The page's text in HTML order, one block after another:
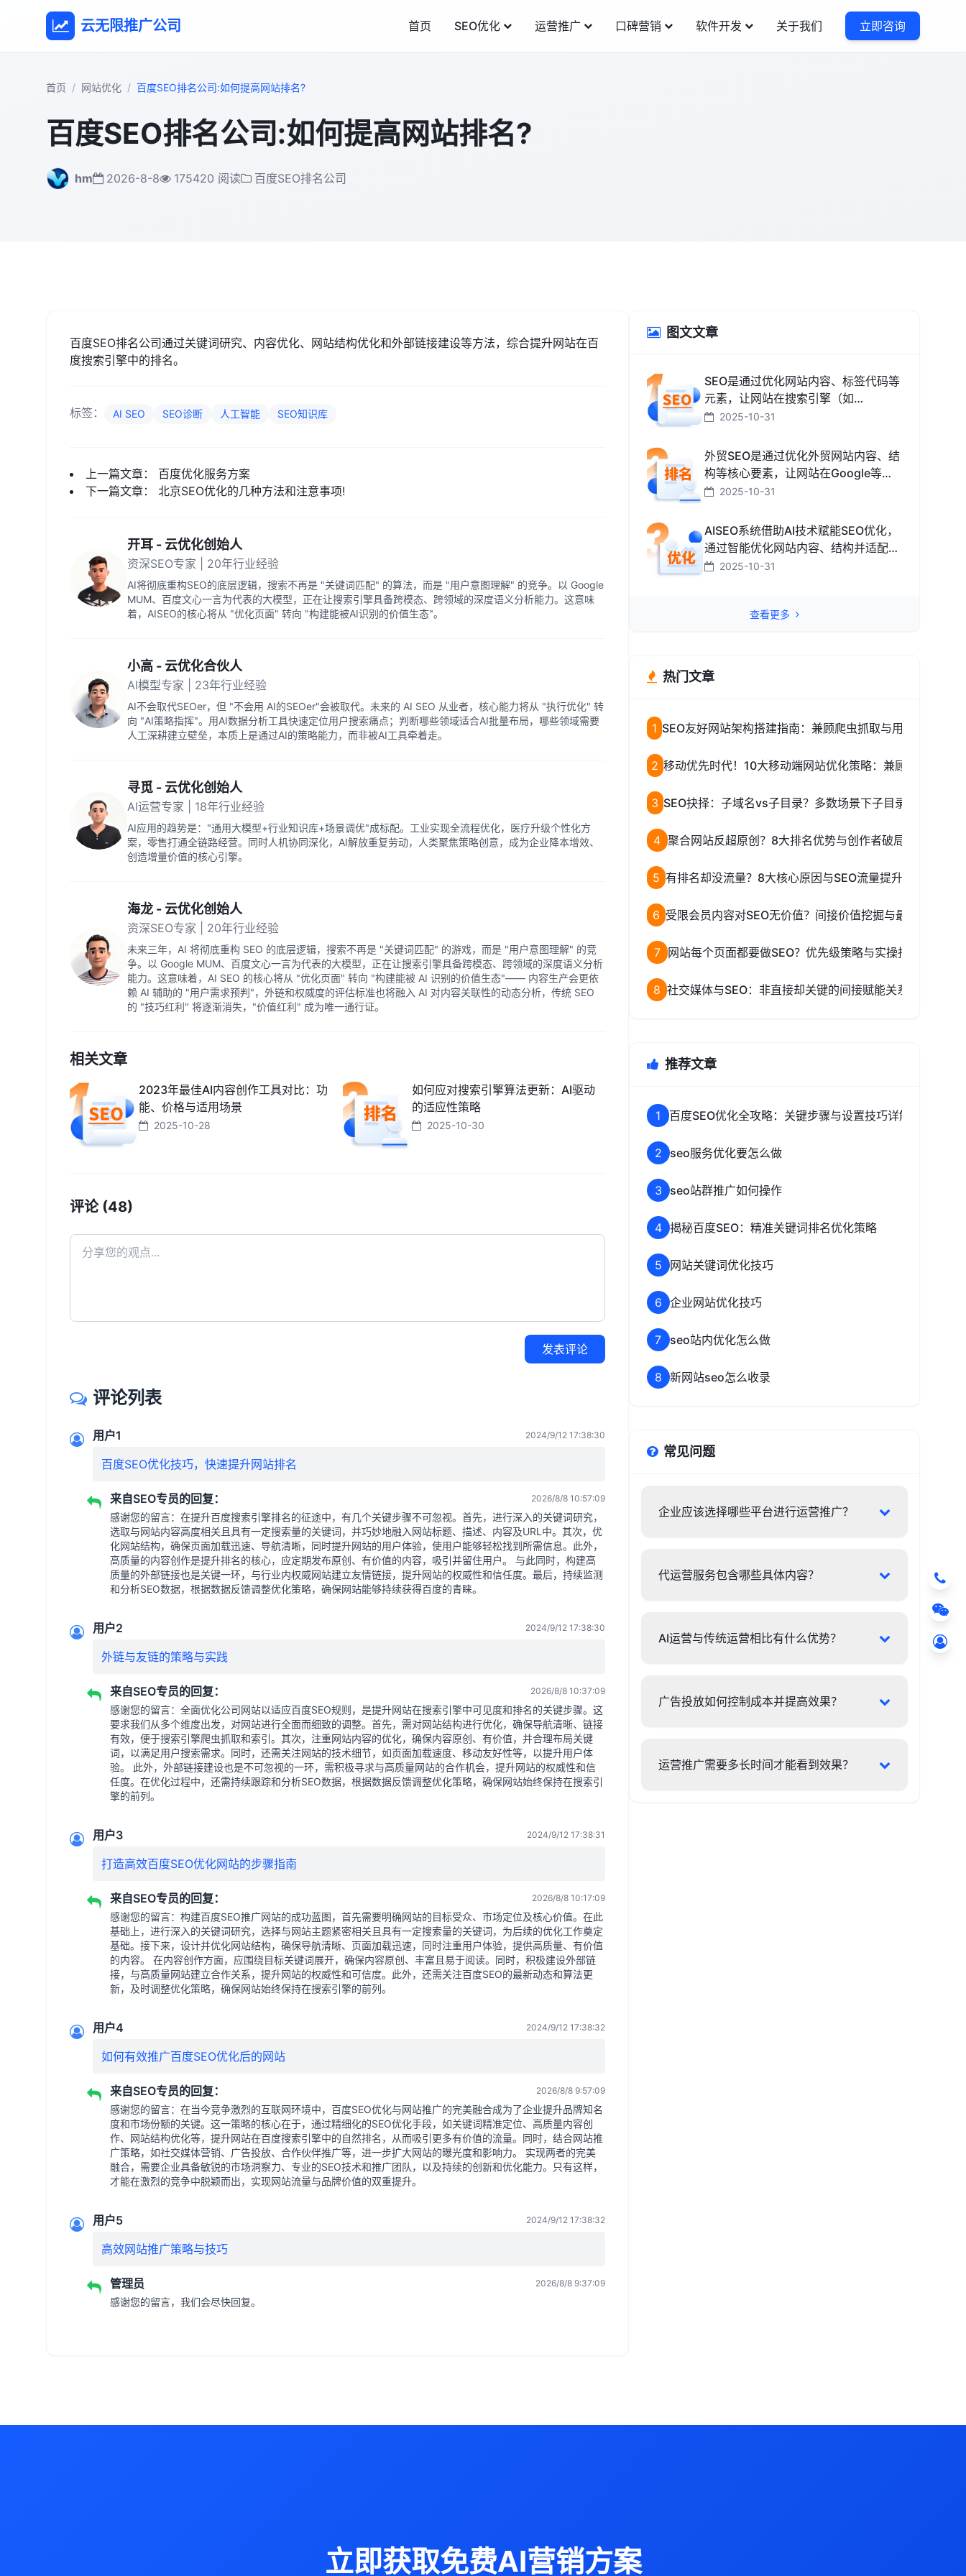
云无限推广公司 首页 SEO优化 运营推广 口碑营销 软件开发 关于我们 立即咨询
首页 网站优化 百度SEO排名公司:如何提高网站排名?
百度SEO排名公司:如何提高网站排名?
hm 2026-8-8 175420 阅读 百度SEO排名公司
百度SEO排名公司通过关键词研究、内容优化、网站结构优化和外部链接建设等方法，综合提升网站在百
度搜索引擎中的排名。
标签： AI SEO SEO诊断 人工智能 SEO知识库
上一篇文章： 百度优化服务方案
下一篇文章： 北京SEO优化的几种方法和注意事项!
开耳 - 云优化创始人
资深SEO专家 | 20年行业经验
AI将彻底重构SEO的底层逻辑，搜索不再是 "关键词匹配" 的算法，而是 "用户意图理解" 的竞争。以 Google
MUM、百度文心一言为代表的大模型，正在让搜索引擎具备跨模态、跨领域的深度语义分析能力。这意味
着，AISEO的核心将从 "优化页面" 转向 "构建能被AI识别的价值生态"。
小高 - 云优化合伙人
AI模型专家 | 23年行业经验
AI不会取代SEOer，但 "不会用 AI的SEOer"会被取代。未来的 AI SEO 从业者，核心能力将从 "执行优化" 转
向 "AI策略指挥"。用AI数据分析工具快速定位用户搜索痛点；判断哪些领域适合AI批量布局，哪些领域需要
人工深耕建立壁垒，本质上是通过AI的策略能力，而非被AI工具牵着走。
寻觅 - 云优化创始人
AI运营专家 | 18年行业经验
AI应用的趋势是："通用大模型+行业知识库+场景调优"成标配。工业实现全流程优化，医疗升级个性化方
案，零售打通全链路经营。同时人机协同深化，AI解放重复劳动，人类聚焦策略创意，成为企业降本增效、
创造增量价值的核心引擎。
海龙 - 云优化创始人
资深SEO专家 | 20年行业经验
未来三年，AI 将彻底重构 SEO 的底层逻辑，搜索不再是 "关键词匹配" 的游戏，而是 "用户意图理解" 的竞
争。以 Google MUM、百度文心一言为代表的大模型，正在让搜索引擎具备跨模态、跨领域的深度语义分析
能力。这意味着，AI SEO 的核心将从 "优化页面" 转向 "构建能被 AI 识别的价值生态"—— 内容生产会更依
赖 AI 辅助的 "用户需求预判"，外链和权威度的评估标准也将融入 AI 对内容关联性的动态分析，传统 SEO
的 "技巧红利" 将逐渐消失，"价值红利" 成为唯一通行证。
相关文章
2023年最佳AI内容创作工具对比：功
能、价格与适用场景
2025-10-28
如何应对搜索引擎算法更新：AI驱动
的适应性策略
2025-10-30
评论 (48)
发表评论
评论列表
用户1 2024/9/12 17:38:30
百度SEO优化技巧，快速提升网站排名
来自SEO专员的回复： 2026/8/8 10:57:09
感谢您的留言：在提升百度搜索引擎排名的征途中，有几个关键步骤不可忽视。首先，进行深入的关键词研究，
选取与网站内容高度相关且具有一定搜索量的关键词，并巧妙地融入网站标题、描述、内容及URL中。其次，优
化网站结构，确保页面加载迅速、导航清晰，同时提升网站的用户体验，使用户能够轻松找到所需信息。此外，
高质量的内容创作是提升排名的核心，应定期发布原创、有价值的内容，吸引并留住用户。 与此同时，构建高
质量的外部链接也是关键一环，与行业内权威网站建立友情链接，提升网站的权威性和信任度。最后，持续监测
和分析SEO数据，根据数据反馈调整优化策略，确保网站能够持续获得百度的青睐。
用户2 2024/9/12 17:38:30
外链与友链的策略与实践
来自SEO专员的回复： 2026/8/8 10:37:09
感谢您的留言：全面优化公司网站以适应百度SEO规则，是提升网站在搜索引擎中可见度和排名的关键步骤。这
要求我们从多个维度出发，对网站进行全面而细致的调整。首先，需对网站结构进行优化，确保导航清晰、链接
有效，便于搜索引擎爬虫抓取和索引。其次，注重网站内容的优化，确保内容原创、有价值，并合理布局关键
词，以满足用户搜索需求。同时，还需关注网站的技术细节，如页面加载速度、移动友好性等，以提升用户体
验。 此外，外部链接建设也是不可忽视的一环，需积极寻求与高质量网站的合作机会，提升网站的权威性和信
任度。在优化过程中，还需持续跟踪和分析SEO数据，根据数据反馈调整优化策略，确保网站始终保持在搜索引
擎的前列。
用户3 2024/9/12 17:38:31
打造高效百度SEO优化网站的步骤指南
来自SEO专员的回复： 2026/8/8 10:17:09
感谢您的留言：构建百度SEO推广网站的成功蓝图，首先需要明确网站的目标受众、市场定位及核心价值。在此
基础上，进行深入的关键词研究，选择与网站主题紧密相关且具有一定搜索量的关键词，为后续的优化工作奠定
基础。接下来，设计并优化网站结构，确保导航清晰、页面加载迅速，同时注重用户体验，提供高质量、有价值
的内容。 在内容创作方面，应围绕目标关键词展开，确保内容原创、丰富且易于阅读。同时，积极建设外部链
接，与高质量网站建立合作关系，提升网站的权威性和可信度。此外，还需关注百度SEO的最新动态和算法更
新，及时调整优化策略，确保网站始终保持在搜索引擎的前列。
用户4 2024/9/12 17:38:32
如何有效推广百度SEO优化后的网站
来自SEO专员的回复： 2026/8/8 9:57:09
感谢您的留言：在当今竞争激烈的互联网环境中，百度SEO优化与网站推广的完美融合成为了企业提升品牌知名
度和市场份额的关键。这一策略的核心在于，通过精细化的SEO优化手段，如关键词精准定位、高质量内容创
作、网站结构优化等，提升网站在百度搜索引擎中的自然排名，从而吸引更多有价值的流量。同时，结合网站推
广策略，如社交媒体营销、广告投放、合作伙伴推广等，进一步扩大网站的曝光度和影响力。 实现两者的完美
融合，需要企业具备敏锐的市场洞察力、专业的SEO技术和推广团队，以及持续的创新和优化能力。只有这样，
才能在激烈的竞争中脱颖而出，实现网站流量与品牌价值的双重提升。
用户5 2024/9/12 17:38:32
高效网站推广策略与技巧
管理员 2026/8/8 9:37:09
感谢您的留言，我们会尽快回复。
图文文章
SEO是通过优化网站内容、标签代码等
元素，让网站在搜索引擎（如
Google、百度、搜狗、必应）中排名
和方法。
2025-10-31
外贸SEO是通过优化外贸网站内容、结
构等核心要素，让网站在Google等海
外搜索引擎中排名靠前，获取海外精准
法。
2025-10-31
AISEO系统借助AI技术赋能SEO优化，
通过智能优化网站内容、结构并适配搜
索引擎规则，助力网站快速提升排名，
2025-10-31
查看更多
热门文章
1 SEO友好网站架构搭建指南：兼顾爬虫抓取与用户体验的
2 移动优先时代！10大移动端网站优化策略：兼顾SEO与用
3 SEO抉择：子域名vs子目录？多数场景下子目录更优的核
4 聚合网站反超原创？8大排名优势与创作者破局策略
5 有排名却没流量？8大核心原因与SEO流量提升实操方案
6 受限会员内容对SEO无价值？间接价值挖掘与最大化策略
7 网站每个页面都要做SEO？优先级策略与实操指南
8 社交媒体与SEO：非直接却关键的间接赋能关系解析
推荐文章
1 百度SEO优化全攻略：关键步骤与设置技巧详解
2 seo服务优化要怎么做
3 seo站群推广如何操作
4 揭秘百度SEO：精准关键词排名优化策略
5 网站关键词优化技巧
6 企业网站优化技巧
7 seo站内优化怎么做
8 新网站seo怎么收录
常见问题
企业应该选择哪些平台进行运营推广？
代运营服务包含哪些具体内容？
AI运营与传统运营相比有什么优势？
广告投放如何控制成本并提高效果？
运营推广需要多长时间才能看到效果？
立即获取免费AI营销方案